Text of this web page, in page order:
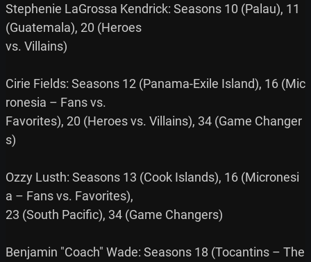
Stephenie LaGrossa Kendrick: Seasons 10 (Palau), 11
(Guatemala), 20 (Heroes
vs. Villains)
Cirie Fields: Seasons 12 (Panama-Exile Island), 16 (Mic
ronesia – Fans vs.
Favorites), 20 (Heroes vs. Villains), 34 (Game Changer
s)
Ozzy Lusth: Seasons 13 (Cook Islands), 16 (Micronesi
a – Fans vs. Favorites),
23 (South Pacific), 34 (Game Changers)
Benjamin "Coach" Wade: Seasons 18 (Tocantins – The